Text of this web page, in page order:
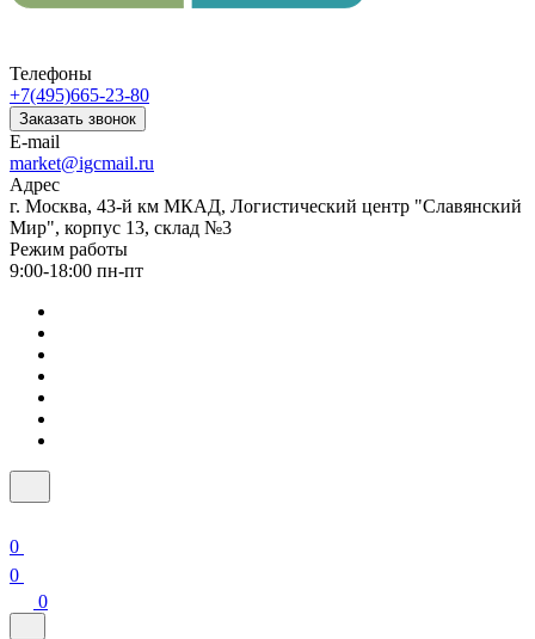
Телефоны
+7(495)665-23-80
Заказать звонок
E-mail
market@igcmail.ru
Адрес
г. Москва, 43-й км МКАД, Логистический центр "Славянский
Мир", корпус 13, склад №3
Режим работы
9:00-18:00 пн-пт
0
0
0